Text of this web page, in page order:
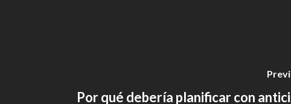
Por qué debería planificar con